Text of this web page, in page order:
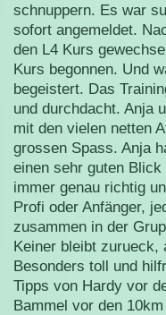
schnuppern. Es war
sofort angemeldet.
den L4 Kurs
Kurs begonnen. Und
begeistert. Das
und durchdacht. Anja
mit den vielen netten
grossen Spass. Anja
einen sehr guten
immer genau richtig
Profi oder Anfänger,
zusammen in der
Keiner bleibt zurueck,
Besonders toll und
Tipps von Hardy vor
Bammel vor den